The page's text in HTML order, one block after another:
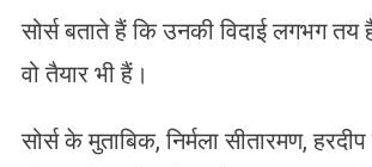
सोर्स बताते हैं कि उनकी विदाई लगभग
वो तैयार भी हैं।
सोर्स के मुताबिक, निर्मला सीतारमण,